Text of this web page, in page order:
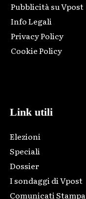
Pubblicità su Vpost
Info Legali
Privacy Policy
Cookie Policy
Link utili
Elezioni
Speciali
Dossier
I sondaggi di Vpost
Comunicati Stampa